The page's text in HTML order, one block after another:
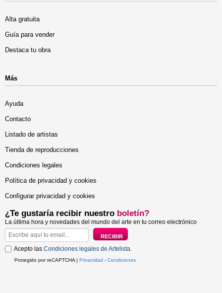
Alta gratuita
Guía para vender
Destaca tu obra
Más
Ayuda
Contacto
Listado de artistas
Tienda de reproducciones
Condiciones legales
Política de privacidad y cookies
Configurar privacidad y cookies
¿Te gustaría recibir nuestro boletín?
La última hora y novedades del mundo del arte en tu correo electrónico
Acepto las Condiciones legales de Artelista.
Protegido por reCAPTCHA | Privacidad - Condiciones